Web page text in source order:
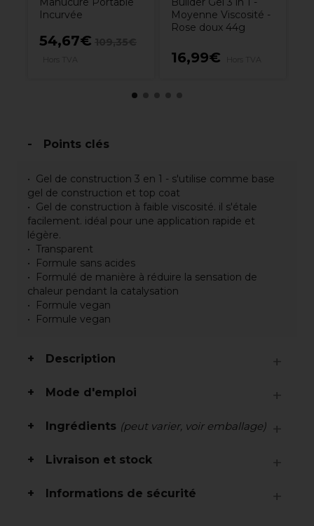
Incurvée
54,67€
Moyenne Viscosité -
Rose doux 44g
16,99€
Points clés
Gel de construction 3 en 1 - s'utilise comme base
gel de construction et top coat
Gel de construction à faible viscosité. il s'étale
facilement. idéal pour une application rapide et
légère.
Transparent
Formule sans acides
Formulé de manière à réduire la sensation de
chaleur pendant la catalysation
Formule vegan
Formule vegan
Description
Mode d'emploi
Ingrédients (peut varier, voir emballage)
Livraison et stock
Informations de sécurité